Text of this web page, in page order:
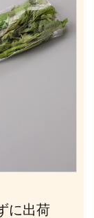
に出荷